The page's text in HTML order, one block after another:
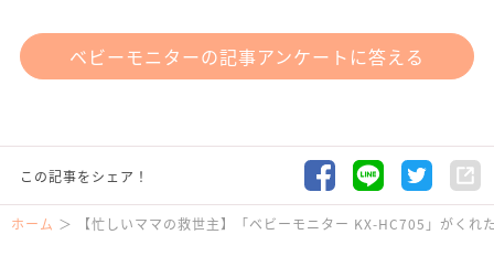
ベビーモニターの記事アンケートに答える
この記事をシェア！
ホーム 【忙しいママの救世主】「ベビーモニター KX-HC705」がくれ